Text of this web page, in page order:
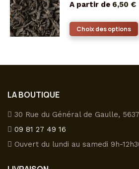
A partir de 6,50 €
Choix des options
LA BOUTIQUE
30 Rue du Général de Gaulle,
09 81 27 49 16
Ouvert du lundi au samedi 9h-